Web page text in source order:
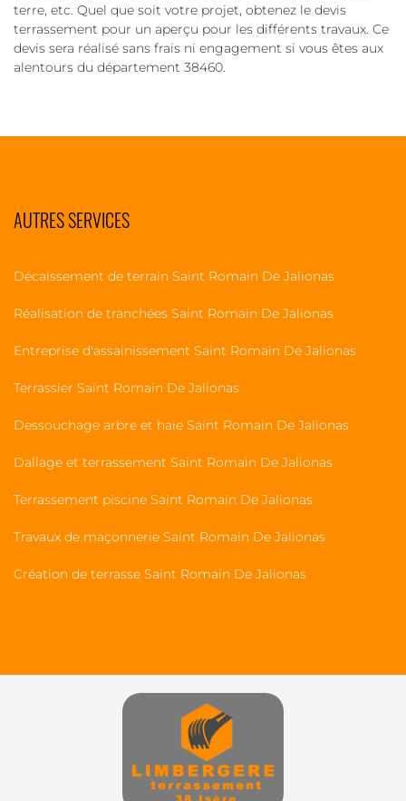
terre, etc. Quel que soit votre projet, obtenez le devis
terrassement pour un aperçu pour les différents travaux. Ce
devis sera réalisé sans frais ni engagement si vous êtes aux
alentours du département 38460.
AUTRES SERVICES
Décaissement de terrain Saint Romain De Jalionas
Réalisation de tranchées Saint Romain De Jalionas
Entreprise d'assainissement Saint Romain De Jalionas
Terrassier Saint Romain De Jalionas
Dessouchage arbre et haie Saint Romain De Jalionas
Dallage et terrassement Saint Romain De Jalionas
Terrassement piscine Saint Romain De Jalionas
Travaux de maçonnerie Saint Romain De Jalionas
Création de terrasse Saint Romain De Jalionas